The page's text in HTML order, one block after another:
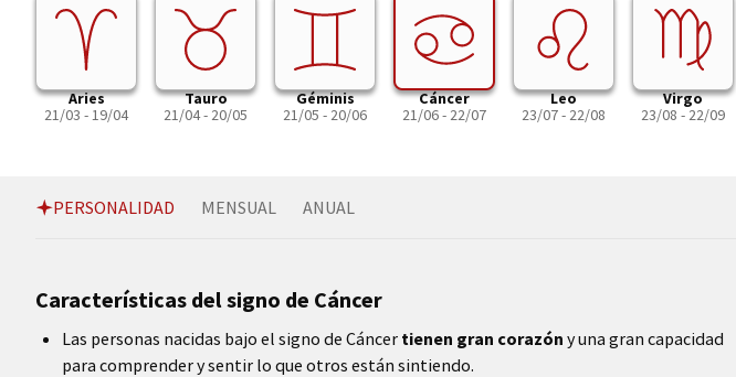
Aries
21/03 - 19/04
Tauro
21/04 - 20/05
Géminis
21/05 - 20/06
Cáncer
21/06 - 22/07
Leo
23/07 - 22/08
Virgo
23/08 - 22/09
PERSONALIDAD MENSUAL ANUAL
Características del signo de Cáncer
Las personas nacidas bajo el signo de Cáncer tienen gran corazón y una gran capacidad
para comprender y sentir lo que otros están sintiendo.